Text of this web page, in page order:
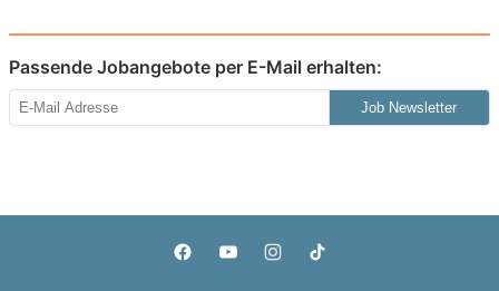
Passende Jobangebote per E-Mail erhalten:
Job Newsletter